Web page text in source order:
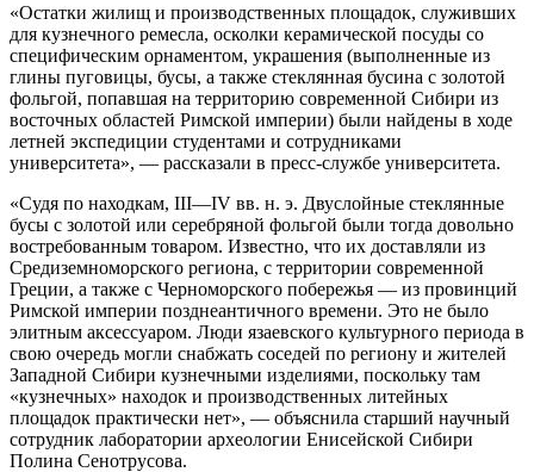
«Остатки жилищ и производственных площадок, служивших
для кузнечного ремесла, осколки керамической посуды со
специфическим орнаментом, украшения (выполненные из
глины пуговицы, бусы, а также стеклянная бусина с золотой
фольгой, попавшая на территорию современной Сибири из
восточных областей Римской империи) были найдены в ходе
летней экспедиции студентами и сотрудниками
университета», — рассказали в пресс-службе университета.
«Судя по находкам, III—IV вв. н. э. Двуслойные стеклянные
бусы с золотой или серебряной фольгой были тогда довольно
востребованным товаром. Известно, что их доставляли из
Средиземноморского региона, с территории современной
Греции, а также с Черноморского побережья — из провинций
Римской империи позднеантичного времени. Это не было
элитным аксессуаром. Люди язаевского культурного периода в
свою очередь могли снабжать соседей по региону и жителей
Западной Сибири кузнечными изделиями, поскольку там
«кузнечных» находок и производственных литейных
площадок практически нет», — объяснила старший научный
сотрудник лаборатории археологии Енисейской Сибири
Полина Сенотрусова.